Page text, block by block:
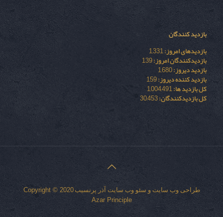
بازدید کنندگان
بازدیدهای امروز:1,331
بازدیدکنندگان امروز:139
بازدید دیروز:1,680
بازدید کننده دیروز:159
کل بازدید ها:1,004,491
کل بازدیدکنند‌گان:30,453
طراحی وب سایت و سئو وب سایت آذر پرنسیب Copyright © 2020
Azar Principle